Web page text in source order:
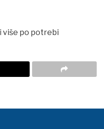
više po potrebi